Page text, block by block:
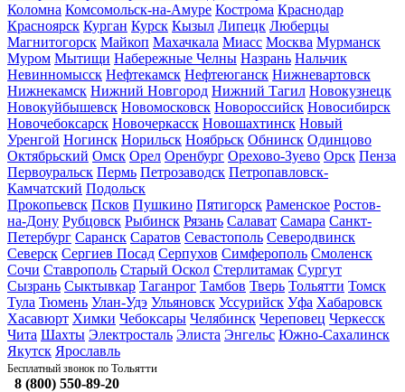
Коломна Комсомольск-на-Амуре Кострома Краснодар
Красноярск Курган Курск Кызыл Липецк Люберцы
Магнитогорск Майкоп Махачкала Миасс Москва Мурманск
Муром Мытищи Набережные Челны Назрань Нальчик
Невинномысск Нефтекамск Нефтеюганск Нижневартовск
Нижнекамск Нижний Новгород Нижний Тагил Новокузнецк
Новокуйбышевск Новомосковск Новороссийск Новосибирск
Новочебоксарск Новочеркасск Новошахтинск Новый
Уренгой Ногинск Норильск Ноябрьск Обнинск Одинцово
Октябрьский Омск Орел Оренбург Орехово-Зуево Орск Пенза
Первоуральск Пермь Петрозаводск Петропавловск-
Камчатский Подольск
Прокопьевск Псков Пушкино Пятигорск Раменское Ростов-
на-Дону Рубцовск Рыбинск Рязань Салават Самара Санкт-
Петербург Саранск Саратов Севастополь Северодвинск
Северск Сергиев Посад Серпухов Симферополь Смоленск
Сочи Ставрополь Старый Оскол Стерлитамак Сургут
Сызрань Сыктывкар Таганрог Тамбов Тверь Тольятти Томск
Тула Тюмень Улан-Удэ Ульяновск Уссурийск Уфа Хабаровск
Хасавюрт Химки Чебоксары Челябинск Череповец Черкесск
Чита Шахты Электросталь Элиста Энгельс Южно-Сахалинск
Якутск Ярославль
Бесплатный звонок по Тольятти
8 (800) 550-89-20